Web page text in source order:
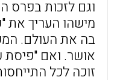
וגם לזכות בפרס
מישהו העריך את
בה את העולם.
אושר. ואם "פיסת
זוכה לכל